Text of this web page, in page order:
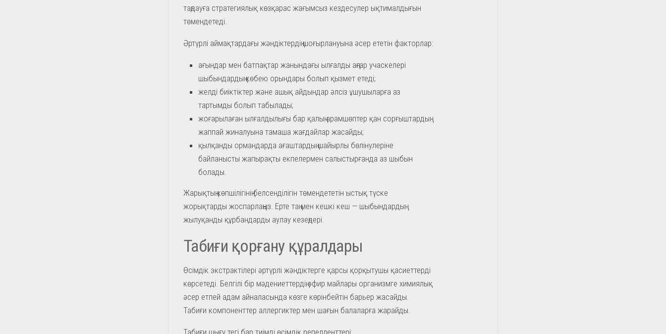
таңдауға стратегиялық көзқарас жағымсыз кездесулер ықтималдығын
төмендетеді.
Әртүрлі аймақтардағы жәндіктердің шоғырлануына әсер ететін факторлар:
ағындар мен батпақтар жанындағы ылғалды аңғар учаскелері
шыбындардың көбею орындары болып қызмет етеді;
желді биіктіктер және ашық айдындар әлсіз ұшушыларға аз
тартымды болып табылады;
жоғарылаған ылғалдылығы бар қалың арамшөптер қан сорғыштардың
жаппай жиналуына тамаша жағдайлар жасайды;
қылқанды ормандарда ағаштардың шайырлы бөлінулеріне
байланысты жапырақты екпелермен салыстырғанда аз шыбын
болады.
Жарықтың көпшілігінің белсенділігін төмендететін ыстық түске
жорықтарды жоспарлаңыз. Ерте таң мен кешкі кеш — шыбындардың
жылуқанды құрбандарды аулау кезеңдері.
Табиғи қорғану құралдары
Өсімдік экстрактілері әртүрлі жәндіктерге қарсы қорқытушы қасиеттерді
көрсетеді. Белгілі бір мәдениеттердің эфир майлары организмге химиялық
әсер етпей адам айналасында көзге көрінбейтін барьер жасайды.
Табиғи компоненттер аллергиктер мен шағын балаларға жарайды.
Табиғи шығу тегі бар тиімді өсімдік репелленттері: